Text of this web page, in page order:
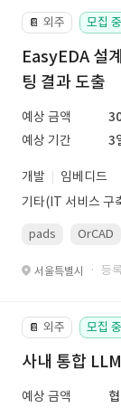
📔 외주 모집 중
EasyEDA 설
팅 결과 도출
예상 금액
예상 기간
3
개발
임베디드
기타(IT 서비스 구
pads OrCAD
서울특별시 · 등
📔 외주 모집 중
사내 통합
예상 금액